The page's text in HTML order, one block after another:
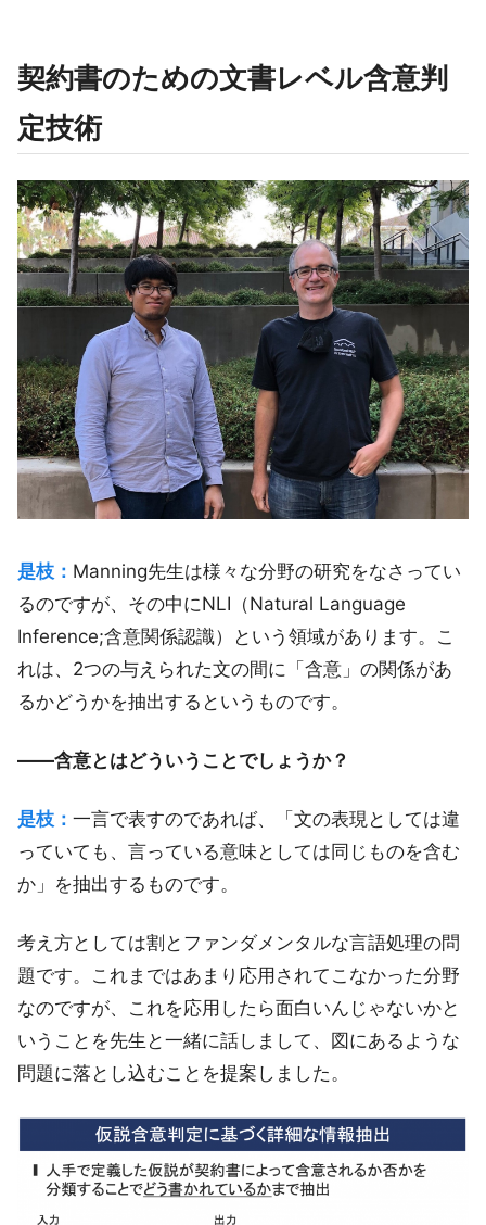
契約書のための文書レベル含意判
定技術
是枝： Manning先生は様々な分野の研究をなさってい
るのですが、その中にNLI（Natural Language
Inference;含意関係認識）という領域があります。こ
れは、2つの与えられた文の間に「含意」の関係があ
るかどうかを抽出するというものです。
――含意とはどういうことでしょうか？
是枝： 一言で表すのであれば、「文の表現としては違
っていても、言っている意味としては同じものを含む
か」を抽出するものです。
考え方としては割とファンダメンタルな言語処理の問
題です。これまではあまり応用されてこなかった分野
なのですが、これを応用したら面白いんじゃないかと
いうことを先生と一緒に話しまして、図にあるような
問題に落とし込むことを提案しました。